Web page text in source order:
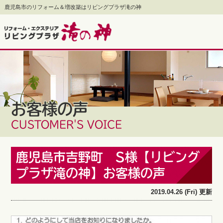
鹿児島市のリフォーム＆増改築はリビングプラザ滝の神
お客様の声
CUSTOMER'S VOICE
鹿児島市吉野町 S様【リビング
プラザ滝の神】お客様の声
2019.04.26 (Fri) 更新